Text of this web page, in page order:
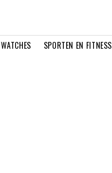
SPORTEN EN FITNESS